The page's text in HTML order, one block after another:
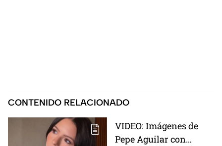
CONTENIDO RELACIONADO
VIDEO: Imágenes de
Pepe Aguilar con